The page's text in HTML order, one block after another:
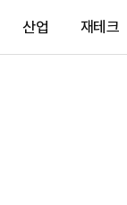
산업 재테크